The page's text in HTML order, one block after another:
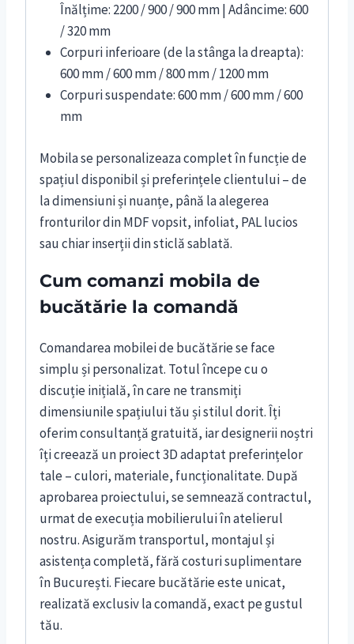
Înălțime: 2200 / 900 / 900 mm | Adâncime: 600
/ 320 mm
Corpuri inferioare (de la stânga la dreapta):
600 mm / 600 mm / 800 mm / 1200 mm
Corpuri suspendate: 600 mm / 600 mm / 600
mm
Mobila se personalizeaza complet în funcție de
spațiul disponibil și preferințele clientului – de
la dimensiuni și nuanțe, până la alegerea
fronturilor din MDF vopsit, infoliat, PAL lucios
sau chiar inserții din sticlă sablată.
Cum comanzi mobila de
bucătărie la comandă
Comandarea mobilei de bucătărie se face
simplu și personalizat. Totul începe cu o
discuție inițială, în care ne transmiți
dimensiunile spațiului tău și stilul dorit. Îți
oferim consultanță gratuită, iar designerii noștri
îți creează un proiect 3D adaptat preferințelor
tale – culori, materiale, funcționalitate. După
aprobarea proiectului, se semnează contractul,
urmat de execuția mobilierului în atelierul
nostru. Asigurăm transportul, montajul și
asistența completă, fără costuri suplimentare
în București. Fiecare bucătărie este unicat,
realizată exclusiv la comandă, exact pe gustul
tău.